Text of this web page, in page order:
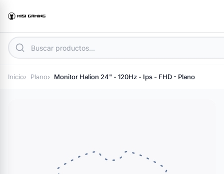
Inicio Plano Monitor Halion 24" - 120Hz - Ips - FHD - Plano